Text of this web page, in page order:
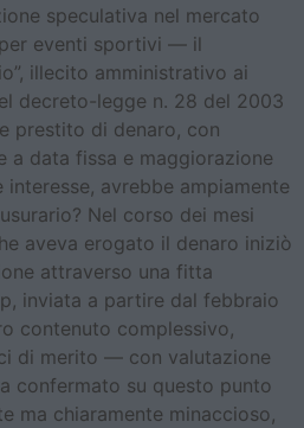
speculativa nel mercato
eventi sportivi — il
illecito amministrativo ai
decreto-legge n. 28 del 2003
prestito di denaro, con
a data fissa e maggiorazione
avrebbe ampiamente
Nel corso dei mesi
aveva erogato il denaro iniziò
attraverso una fitta
inviata a partire dal febbraio
contenuto complessivo,
di merito — con valutazione
confermato su questo punto
ma chiaramente minaccioso,